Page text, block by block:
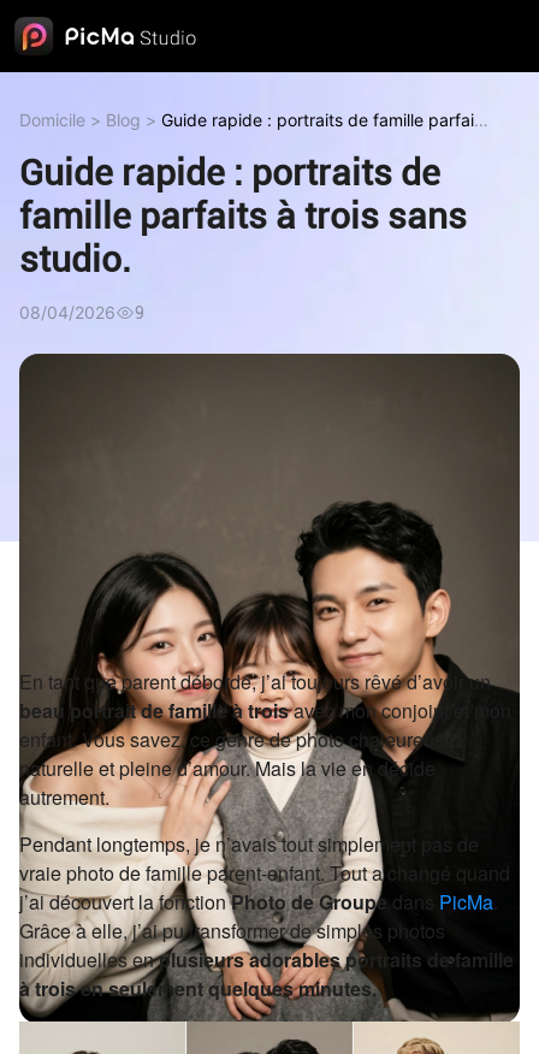
Domicile > Blog > Guide rapide : portraits de famille parfaits
Guide rapide : portraits de
famille parfaits à trois sans
studio.
08/04/2026 9
En tant que parent débordé, j’ai toujours rêvé d’avoir un
beau portrait de famille à troisavec mon conjoint et mon
enfant. Vous savez, ce genre de photo chaleureuse,
naturelle et pleine d’amour. Mais la vie en décide
autrement.
Pendant longtemps, je n’avais tout simplement pas de
vraie photo de famille parent-enfant. Tout a changé quand
j’ai découvert la fonctionPhoto de Groupe dans PicMa
Grâce à elle, j’ai pu transformer de simples photos
individuelles enplusieurs adorables portraits de famille
à trois en seulement quelques minutes.